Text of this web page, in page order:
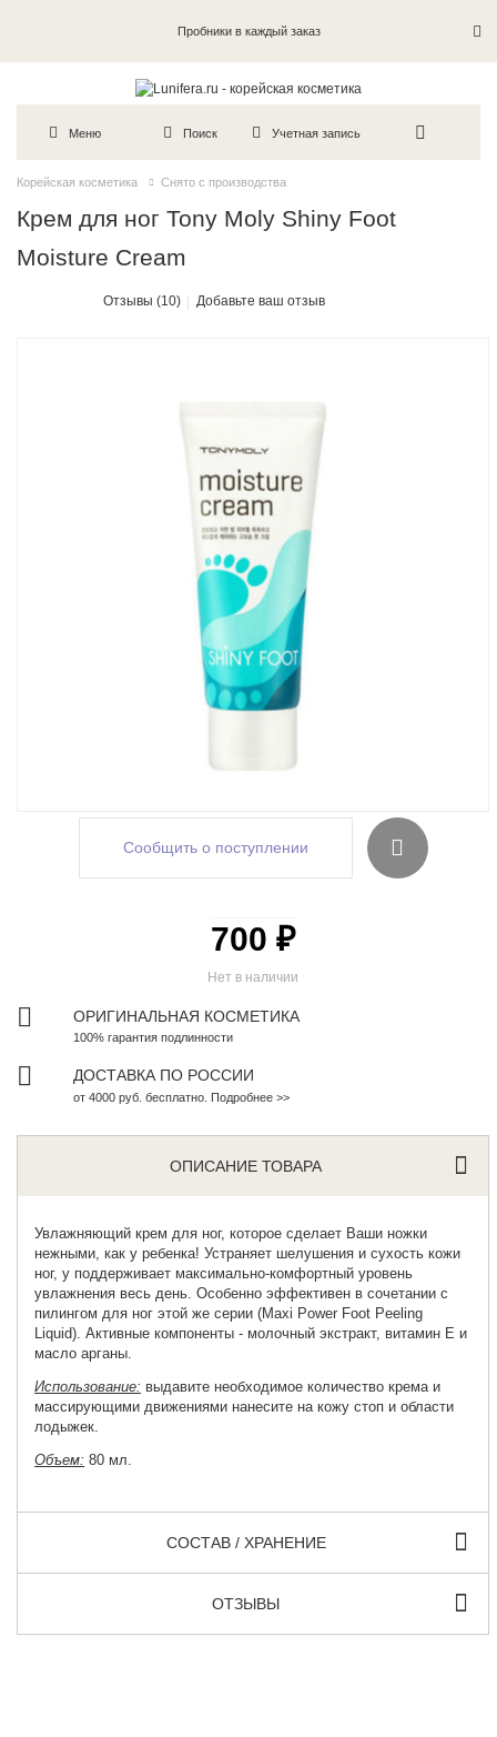
Пробники в каждый заказ
Меню Поиск Учетная запись
Корейская косметика Снято с производства
Крем для ног Tony Moly Shiny Foot
Moisture Cream
Отзывы (10) Добавьте ваш отзыв
Сообщить о поступлении
Нет в наличии
700 ₽
ОРИГИНАЛЬНАЯ КОСМЕТИКА
100% гарантия подлинности
ДОСТАВКА ПО РОССИИ
от 4000 руб. бесплатно. Подробнее >>
ОПИСАНИЕ ТОВАРА
Увлажняющий крем для ног, которое сделает Ваши ножки
нежными, как у ребенка! Устраняет шелушения и сухость кожи
ног, у поддерживает максимально-комфортный уровень
увлажнения весь день. Особенно эффективен в сочетании с
пилингом для ног этой же серии (Maxi Power Foot Peeling
Liquid). Активные компоненты - молочный экстракт, витамин Е и
масло арганы.
Использование: выдавите необходимое количество крема и
массирующими движениями нанесите на кожу стоп и области
лодыжек.
Объем: 80 мл.
СОСТАВ / ХРАНЕНИЕ
ОТЗЫВЫ